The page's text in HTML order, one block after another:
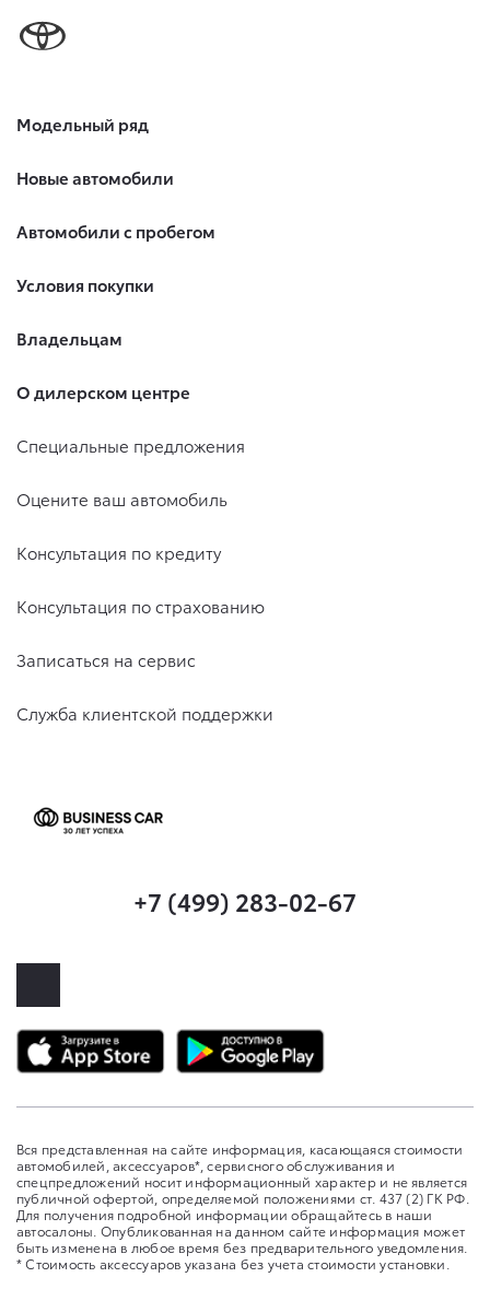
Модельный ряд
Новые автомобили
Автомобили с пробегом
Условия покупки
Владельцам
О дилерском центре
Специальные предложения
Оцените ваш автомобиль
Консультация по кредиту
Консультация по страхованию
Записаться на сервис
Служба клиентской поддержки
+7 (499) 283-02-67
Вся представленная на сайте информация, касающаяся стоимости
автомобилей, аксессуаров*, сервисного обслуживания и
спецпредложений носит информационный характер и не является
публичной офертой, определяемой положениями ст. 437 (2) ГК РФ.
Для получения подробной информации обращайтесь в наши
автосалоны. Опубликованная на данном сайте информация может
быть изменена в любое время без предварительного уведомления.
* Стоимость аксессуаров указана без учета стоимости установки.